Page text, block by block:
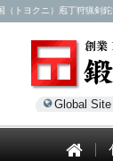
トヨクニ）庖丁狩猟剣
Global Site